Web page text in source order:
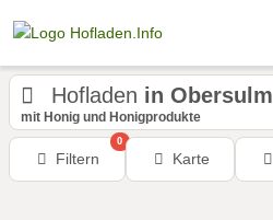
Hofladen in Obersulm
mit Honig und Honigprodukte
Filtern
0
Karte